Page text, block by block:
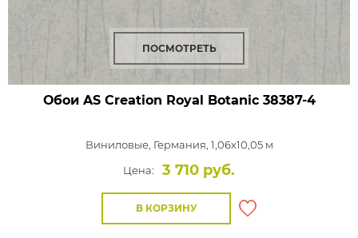
ПОСМОТРЕТЬ
Обои AS Creation Royal Botanic38387-4
Виниловые, Германия, 1,06x10,05 м
Цена:
3 710 руб.
В КОРЗИНУ